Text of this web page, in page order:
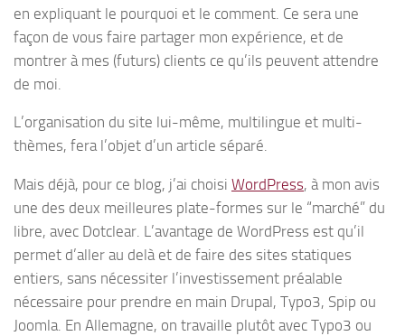
en expliquant le pourquoi et le comment. Ce sera une
façon de vous faire partager mon expérience, et de
montrer à mes (futurs) clients ce qu’ils peuvent attendre
de moi.
L’organisation du site lui-même, multilingue et multi-
thèmes, fera l’objet d’un article séparé.
Mais déjà, pour ce blog, j’ai choisi WordPress, à mon avis
une des deux meilleures plate-formes sur le “marché” du
libre, avec Dotclear. L’avantage de WordPress est qu’il
permet d’aller au delà et de faire des sites statiques
entiers, sans nécessiter l’investissement préalable
nécessaire pour prendre en main Drupal, Typo3, Spip ou
Joomla. En Allemagne, on travaille plutôt avec Typo3 ou